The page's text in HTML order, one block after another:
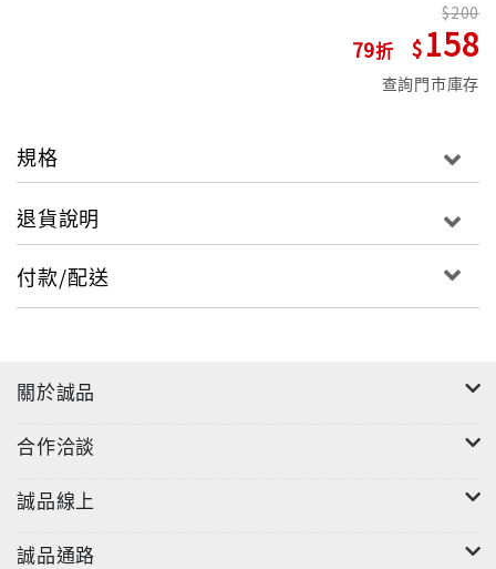
79
200
158
查詢門市庫存
規格
退貨說明
付款/配送
關於誠品
合作洽談
誠品線上
誠品通路